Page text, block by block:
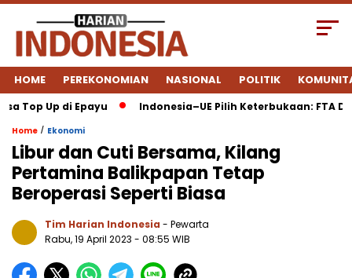
HOME PEREKONOMIAN NASIONAL POLITIK
Up di Epayu Indonesia–UE Pilih Keterbukaan: FTA
Home / Ekonomi
Libur dan Cuti Bersama, Kilang
Pertamina Balikpapan Tetap
Beroperasi Seperti Biasa
Tim Harian Indonesia - Pewarta
Rabu, 19 April 2023 - 08:55 WIB